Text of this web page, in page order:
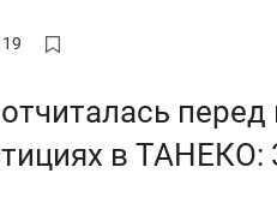
19
в ТАНЕКО: